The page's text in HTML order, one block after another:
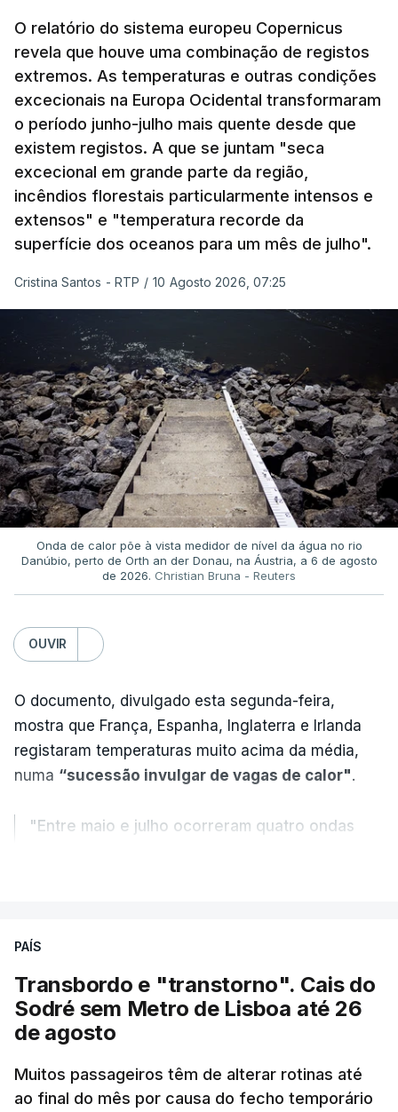
O relatório do sistema europeu Copernicus
revela que houve uma combinação de registos
extremos. As temperaturas e outras condições
excecionais na Europa Ocidental transformaram
o período junho-julho mais quente desde que
existem registos. A que se juntam "seca
excecional em grande parte da região,
incêndios florestais particularmente intensos e
extensos" e "temperatura recorde da
superfície dos oceanos para um mês de julho".
Cristina Santos - RTP / 10 Agosto 2026, 07:25
Onda de calor põe à vista medidor de nível da água no rio
Danúbio, perto de Orth an der Donau, na Áustria, a 6 de agosto
de 2026. Christian Bruna - Reuters
OUVIR
O documento, divulgado esta segunda-feira,
mostra que França, Espanha, Inglaterra e Irlanda
registaram temperaturas muito acima da média,
numa “sucessão invulgar de vagas de calor".
"Entre maio e julho ocorreram quatro ondas
temperaturas recorde, também a
ajudou
.
Pelo contrário, a precipitação manteve-se
abaixo do normal
perderam grande parte da humidade.
PAÍS
Transbordo e "transtorno". Cais do
Sodré sem Metro de Lisboa até 26
de agosto
Muitos passageiros têm de alterar rotinas até
ao final do mês por causa do fecho temporário